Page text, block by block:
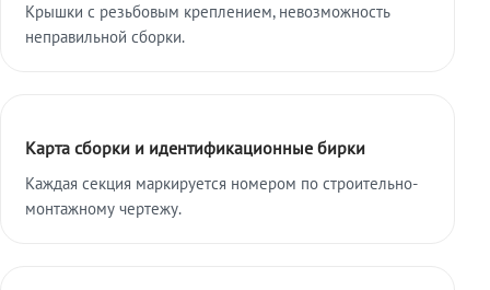
Крышки с резьбовым креплением, невозможность
неправильной сборки.
Карта сборки и идентификационные бирки
Каждая секция маркируется номером по строительно-
монтажному чертежу.